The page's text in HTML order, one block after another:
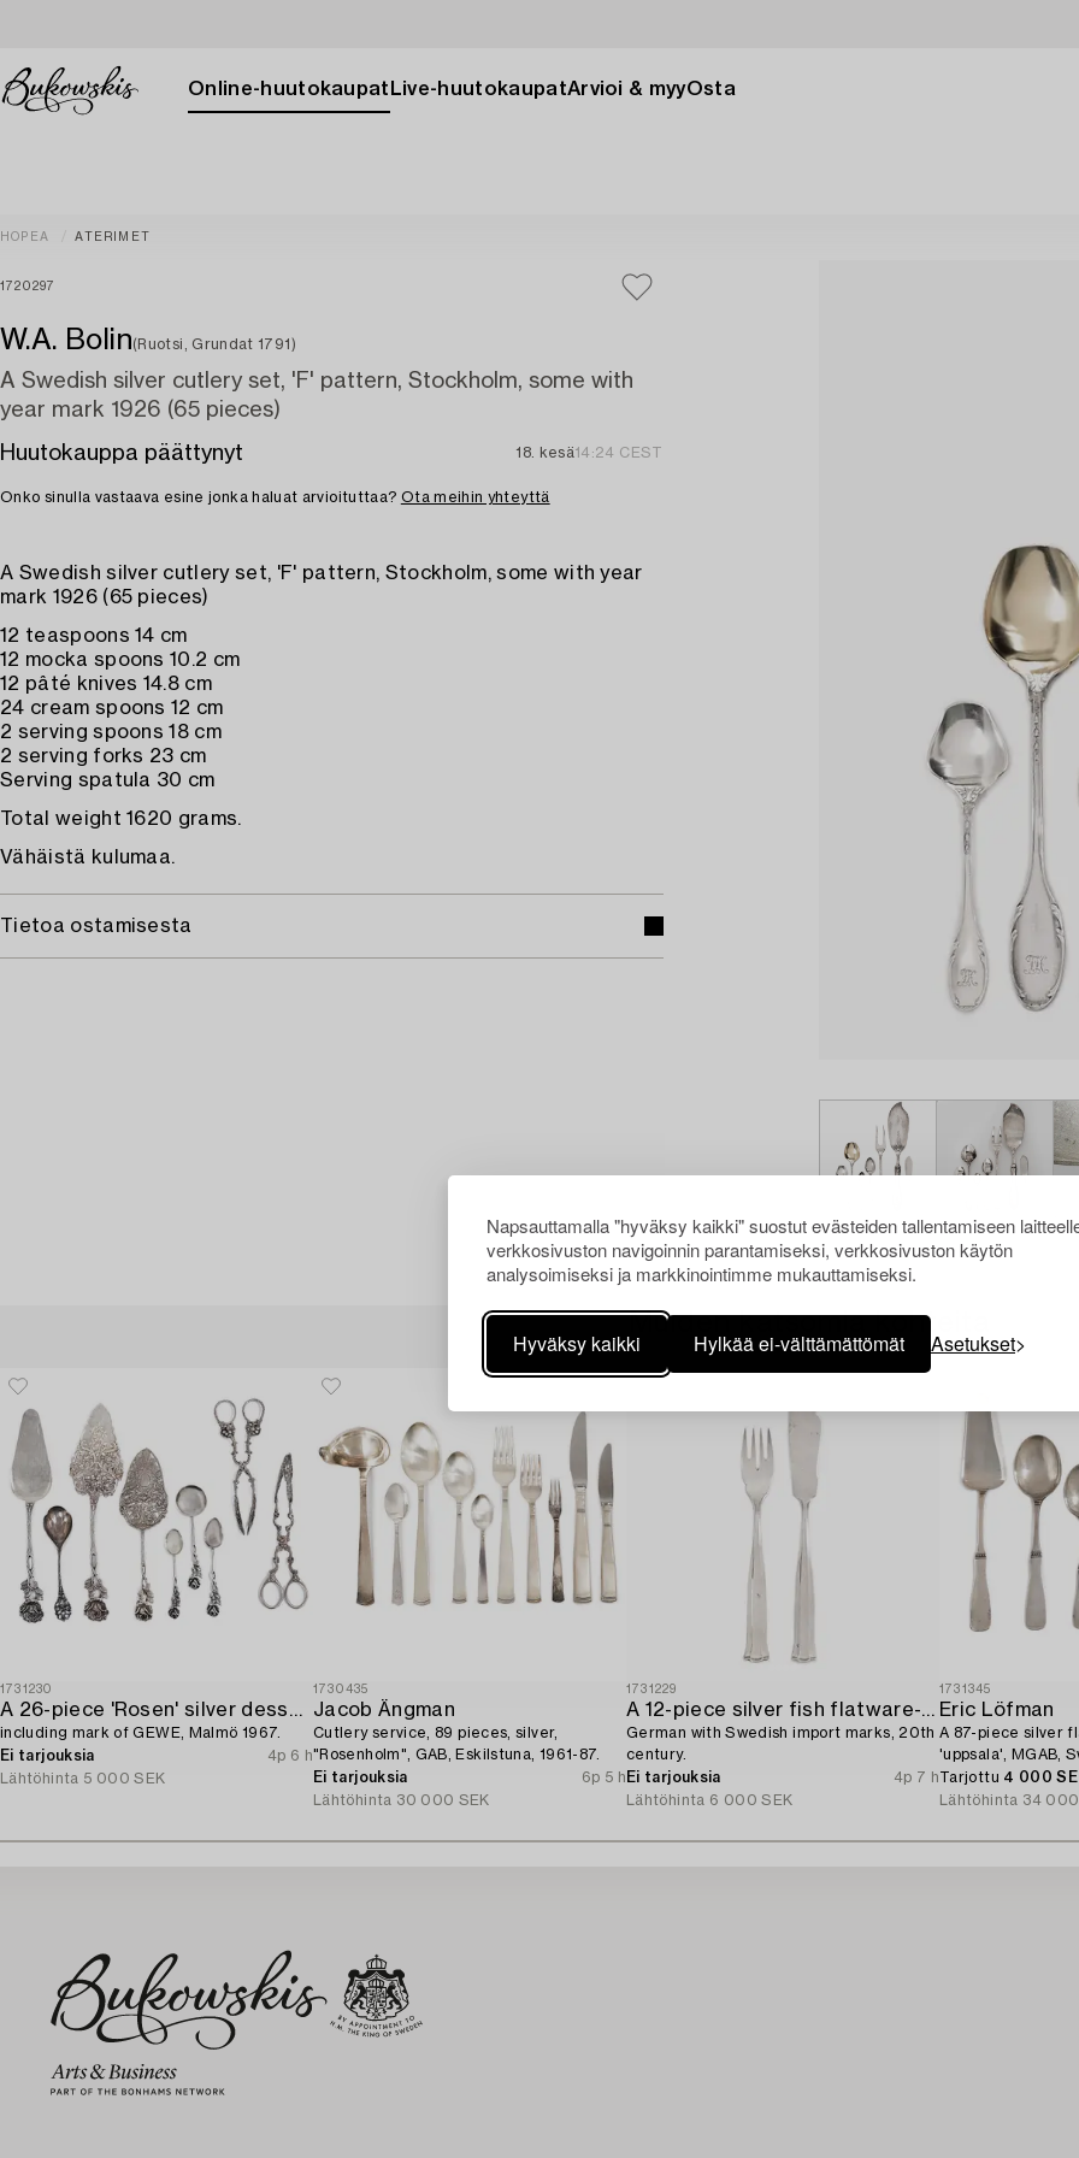
Napsauttamalla "hyväksy kaikki" suostut evästeiden tallentamiseen
verkkosivuston navigoinnin parantamiseksi, verkkosivuston käytön
analysoimiseksi ja markkinointimme mukauttamiseksi.
Hyväksy kaikki Hylkää ei-välttämättömät Asetukset
Online-huutokaupat Live-huutokaupatArvioi & myyOsta
HOPEA ATERIMET
1720297
W.A. Bolin(Ruotsi, Grundat 1791)
A Swedish silver cutlery set, 'F' pattern, Stockholm, some with
year mark 1926 (65 pieces)
Huutokauppa päättynyt
18. kesä14:24 CEST
Onko sinulla vastaava esine jonka haluat arvioituttaa? Ota meihin yhteyttä
A Swedish silver cutlery set, 'F' pattern, Stockholm, some with year
mark 1926 (65 pieces)
12 teaspoons 14 cm
12 mocka spoons 10.2 cm
12 pâté knives 14.8 cm
24 cream spoons 12 cm
2 serving spoons 18 cm
2 serving forks 23 cm
Serving spatula 30 cm
Total weight 1620 grams.
Vähäistä kulumaa.
Tietoa ostamisesta
Muiden katsomia kohteita
1731230
A 26-piece 'Rosen' silver dessert flatware-service,
including mark of GEWE, Malmö 1967.
Ei tarjouksia
4p 6 h
Lähtöhinta 5 000 SEK
1730435
Jacob Ängman
Cutlery service, 89 pieces, silver,
"Rosenholm", GAB, Eskilstuna, 1961-87.
Ei tarjouksia
6p 5 h
Lähtöhinta 30 000 SEK
1731229
A 12-piece silver fish flatware-service,
German with Swedish import marks, 20th
century.
Ei tarjouksia
4p 7 h
Lähtöhinta 6 000 SEK
1731345
Eric Löfman
A 87-piece silver
'uppsala', MGAB,
Tarjottu 4 000
Lähtöhinta 34 000